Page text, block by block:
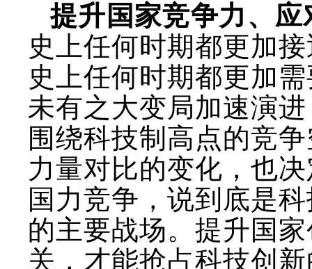
提升国家竞争力、
史上任何时期都更加
史上任何时期都更加
未有之大变局加速演
围绕科技制高点的竞
力量对比的变化，也
国力竞争，说到底是
的主要战场。提升国
关，才能抢占科技创